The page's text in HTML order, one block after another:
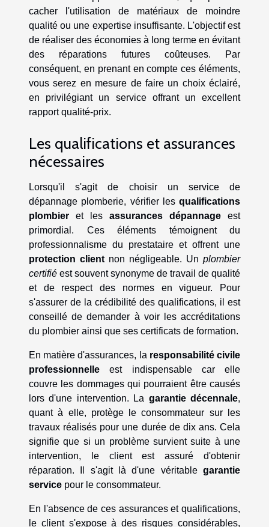
cacher l'utilisation de matériaux de moindre
qualité ou une expertise insuffisante. L'objectif est
de réaliser des économies à long terme en évitant
des réparations futures coûteuses. Par
conséquent, en prenant en compte ces éléments,
vous serez en mesure de faire un choix éclairé,
en privilégiant un service offrant un excellent
rapport qualité-prix.
Les qualifications et assurances
nécessaires
Lorsqu'il s'agit de choisir un service de
dépannage plomberie, vérifier les qualifications
plombier et les assurances dépannage est
primordial. Ces éléments témoignent du
professionnalisme du prestataire et offrent une
protection clientnon négligeable. Un plombier
certifié est souvent synonyme de travail de qualité
et de respect des normes en vigueur. Pour
s'assurer de la crédibilité des qualifications, il est
conseillé de demander à voir les accréditations
du plombier ainsi que ses certificats de formation.
En matière d'assurances, la responsabilité civile
professionnelle est indispensable car elle
couvre les dommages qui pourraient être causés
lors d'une intervention. La garantie décennale,
quant à elle, protège le consommateur sur les
travaux réalisés pour une durée de dix ans. Cela
signifie que si un problème survient suite à une
intervention, le client est assuré d'obtenir
réparation. Il s'agit là d'une véritable garantie
service pour le consommateur.
En l'absence de ces assurances et qualifications,
le client s'expose à des risques considérables,